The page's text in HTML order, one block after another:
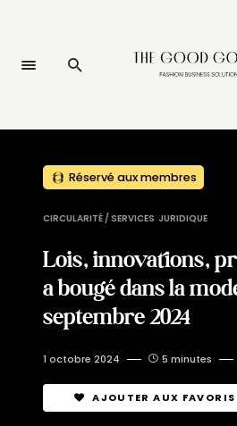
Réservé aux membres
CIRCULARITÉ / SERVICES JURIDIQUE
Lois, innovations,
a bougé dans la
septembre 2024
1 octobre 2024 5 minutes
AJOUTER AUX FAVORIS